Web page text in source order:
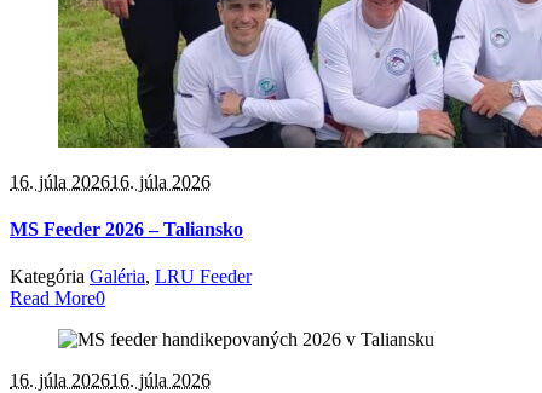
16. júla 202616. júla 2026
MS Feeder 2026 – Taliansko
Kategória Galéria, LRU Feeder
Read More0
16. júla 202616. júla 2026